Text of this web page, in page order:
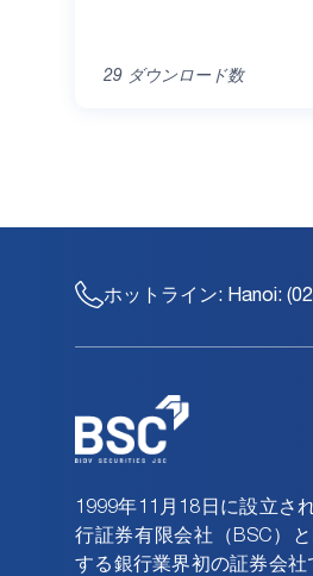
29 ダウンロード数
ホットライン: Hanoi:
1999年11月18日に設立さ
行証券有限会社（BSC）
する銀行業界初の証券会